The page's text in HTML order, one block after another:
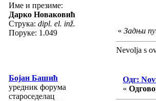
Име и презиме:
Дарко Новаковић
Струка: dipl. el. inž.
Поруке: 1.049
« Задњи
Nevolja s
Бојан Башић
уредник форума
староседелац
Одг:
«